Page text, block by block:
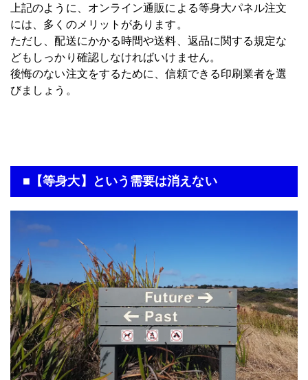
上記のように、オンライン通販による等身大パネル注文
には、多くのメリットがあります。
ただし、配送にかかる時間や送料、返品に関する規定な
どもしっかり確認しなければいけません。
後悔のない注文をするために、信頼できる印刷業者を選
びましょう。
■【等身大】という需要は消えない